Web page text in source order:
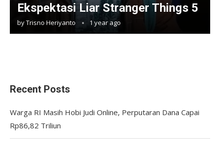
Ekspektasi Liar Stranger Things 5
byTrisno Heriyanto 1 year ago
Recent Posts
Warga RI Masih Hobi Judi Online, Perputaran Dana Capai
Rp86,82 Triliun